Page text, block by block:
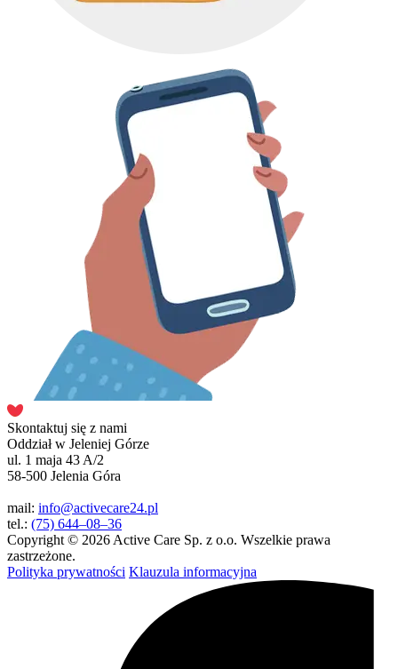
Skontaktuj się z nami
Oddział w Jeleniej Górze
ul. 1 maja 43 A/2
58-500 Jelenia Góra
mail: info@activecare24.pl
tel.: (75) 644–08–36
Copyright © 2026 Active Care Sp. z o.o. Wszelkie prawa
zastrzeżone.
Polityka prywatności Klauzula informacyjna